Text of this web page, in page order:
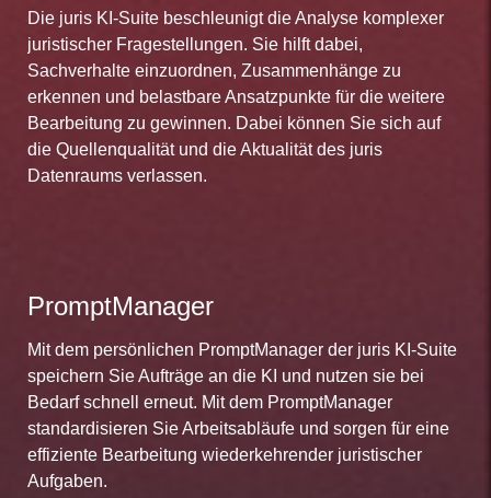
Die juris KI-Suite beschleunigt die Analyse komplexer
juristischer Fragestellungen. Sie hilft dabei,
Sachverhalte einzuordnen, Zusammenhänge zu
erkennen und belastbare Ansatzpunkte für die weitere
Bearbeitung zu gewinnen. Dabei können Sie sich auf
die Quellenqualität und die Aktualität des juris
Datenraums verlassen.
PromptManager
Mit dem persönlichen PromptManager der juris KI-Suite
speichern Sie Aufträge an die KI und nutzen sie bei
Bedarf schnell erneut. Mit dem PromptManager
standardisieren Sie Arbeitsabläufe und sorgen für eine
effiziente Bearbeitung wiederkehrender juristischer
Aufgaben.